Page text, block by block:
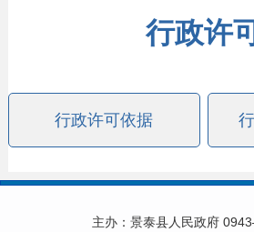
行政许
行政许可依据
主办：景泰县人民政府